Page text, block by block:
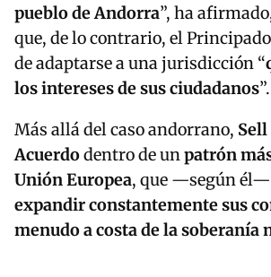
pueblo de Andorra”, ha
que, de lo contrario, el
de adaptarse a una jurisdicción “
los intereses de sus ciudadanos”.
Más allá del caso andorrano, Sell
Acuerdodentro de unpatrón
Unión Europea, que —según
expandir constantemente sus
menudo a costa de la soberanía